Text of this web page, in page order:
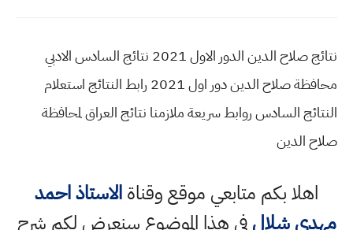
نتائج صلاح الدين الدور الاول 2021 نتائج السادس الادبي
محافظة صلاح الدين دور اول 2021 رابط النتائج استعلام
النتائج السادس روابط سريعة ملازمنا نتائج العراق لمحافظة
صلاح الدين
اهلا بكم متابعي موقع وقناةالاستاذ احمد
مهدي شلالفي هذا الموضوع سنعرض لكم شرح